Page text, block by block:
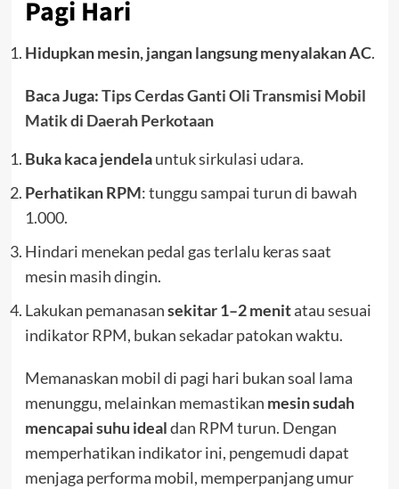
Pagi Hari
Hidupkan mesin, jangan langsung menyalakan AC.
Baca Juga:Tips Cerdas Ganti Oli Transmisi Mobil
Matik di Daerah Perkotaan
Buka kaca jendelauntuk sirkulasi udara.
Perhatikan RPM: tunggu sampai turun di bawah
1.000.
Hindari menekan pedal gas terlalu keras saat
mesin masih dingin.
Lakukan pemanasansekitar 1–2 menitatau sesuai
indikator RPM, bukan sekadar patokan waktu.
Memanaskan mobil di pagi hari bukan soal lama
menunggu, melainkan memastikan mesin sudah
mencapai suhu idealdan RPM turun. Dengan
memperhatikan indikator ini, pengemudi dapat
menjaga performa mobil, memperpanjang umur